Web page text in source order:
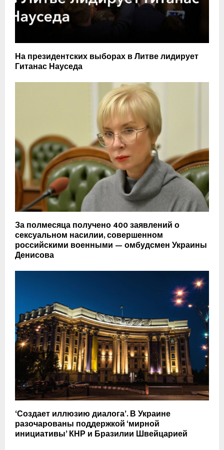
На президентских выборах в Литве лидирует
Гитанас Науседа
За полмесяца получено 400 заявлений о
сексуальном насилии, совершенном
российскими военными — омбудсмен Украины
Денисова
‘Создает иллюзию диалога’. В Украине
разочарованы поддержкой ‘мирной
инициативы’ КНР и Бразилии Швейцарией